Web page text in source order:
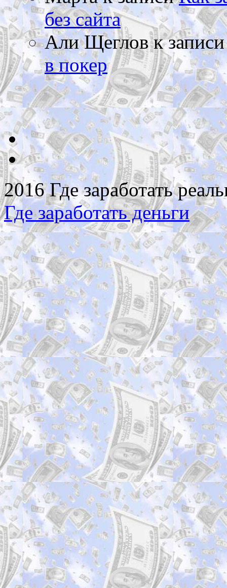
без сайта
Али Щегловк
в покер
2016 Где заработать
Где заработать деньги